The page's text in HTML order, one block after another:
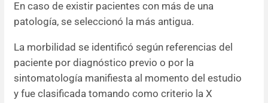
En caso de existir pacientes con más de una
patología, se seleccionó la más antigua.
La morbilidad se identificó según referencias del
paciente por diagnóstico previo o por la
sintomatología manifiesta al momento del estudio
y fue clasificada tomando como criterio la X